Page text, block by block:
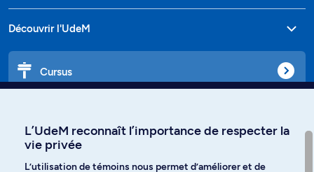
Découvrir l'UdeM
Cursus
L’UdeM reconnaît l’importance de respecter la
vie privée
L’utilisation de témoins nous permet d’améliorer et de